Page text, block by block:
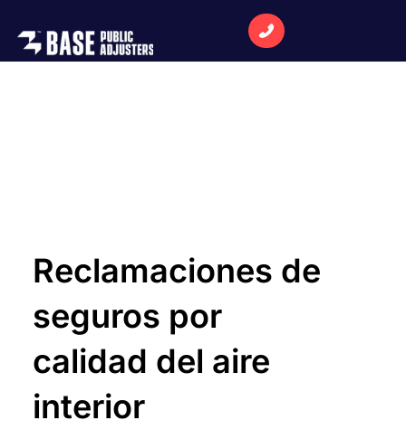
Reclamaciones de
seguros por
calidad del aire
interior